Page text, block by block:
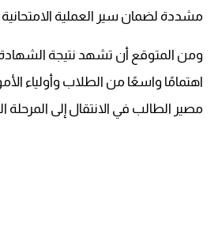
مشددة لضمان سير العملية الامتحانية
ومن المتوقع أن تشهد نتيجة الشهادة
اهتمامًا واسعًا من الطلاب وأولياء
مصير الطالب في الانتقال إلى المرحلة